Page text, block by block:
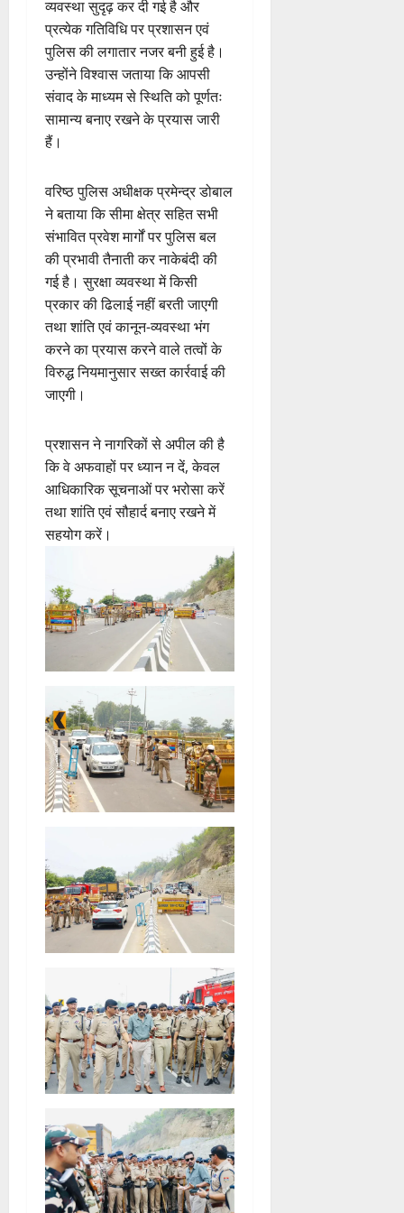
व्यवस्था सुदृढ़ कर दी गई है और
प्रत्येक गतिविधि पर प्रशासन एवं
पुलिस की लगातार नजर बनी हुई है।
उन्होंने विश्वास जताया कि आपसी
संवाद के माध्यम से स्थिति को पूर्णतः
सामान्य बनाए रखने के प्रयास जारी
हैं।
वरिष्ठ पुलिस अधीक्षक प्रमेन्द्र डोबाल
ने बताया कि सीमा क्षेत्र सहित सभी
संभावित प्रवेश मार्गों पर पुलिस बल
की प्रभावी तैनाती कर नाकेबंदी की
गई है। सुरक्षा व्यवस्था में किसी
प्रकार की ढिलाई नहीं बरती जाएगी
तथा शांति एवं कानून-व्यवस्था भंग
करने का प्रयास करने वाले तत्वों के
विरुद्ध नियमानुसार सख्त कार्रवाई की
जाएगी।
प्रशासन ने नागरिकों से अपील की है
कि वे अफवाहों पर ध्यान न दें, केवल
आधिकारिक सूचनाओं पर भरोसा करें
तथा शांति एवं सौहार्द बनाए रखने में
सहयोग करें।